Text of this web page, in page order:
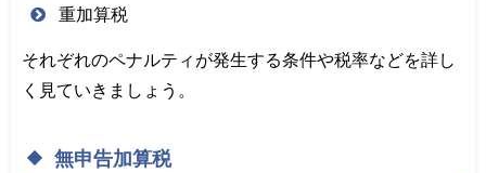
重加算税
それぞれのペナルティが発生する条件や税率などを詳し
く見ていきましょう。
無申告加算税